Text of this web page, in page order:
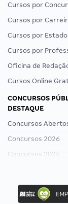
Cursos por
Cursos por
Cursos por Estado
Cursos por
Oficina de
Cursos Online
CONCURSOS
DESTAQUE
Concursos
Concursos 2026
Concursos 2025
Concurso
Concurso Ibama
Concurso MPU